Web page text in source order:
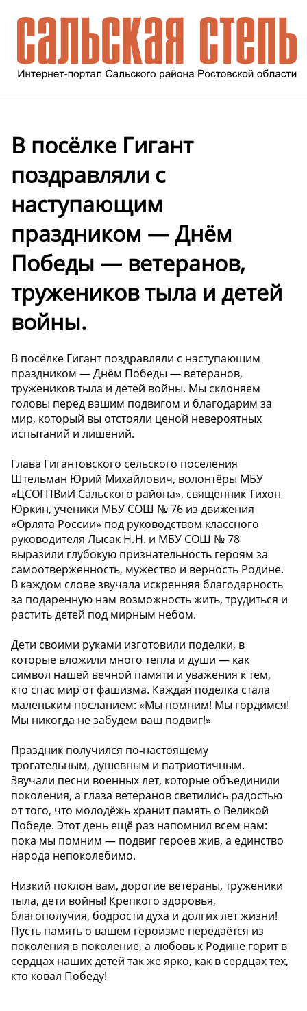
В посёлке Гигант
поздравляли с
наступающим
праздником — Днём
Победы — ветеранов,
тружеников тыла и детей
войны.
В посёлке Гигант поздравляли с наступающим
праздником — Днём Победы — ветеранов,
тружеников тыла и детей войны. Мы склоняем
головы перед вашим подвигом и благодарим за
мир, который вы отстояли ценой невероятных
испытаний и лишений.
Глава Гигантовского сельского поселения
Штельман Юрий Михайлович, волонтёры МБУ
«ЦСОГПВиИ Сальского района», священник Тихон
Юркин, ученики МБУ СОШ № 76 из движения
«Орлята России» под руководством классного
руководителя Лысак Н. Н. и МБУ СОШ № 78
выразили глубокую признательность героям за
самоотверженность, мужество и верность Родине.
В каждом слове звучала искренняя благодарность
за подаренную нам возможность жить, трудиться и
растить детей под мирным небом.
Дети своими руками изготовили поделки, в
которые вложили много тепла и души — как
символ нашей вечной памяти и уважения к тем,
кто спас мир от фашизма. Каждая поделка стала
маленьким посланием: «Мы помним! Мы гордимся!
Мы никогда не забудем ваш подвиг!»
Праздник получился по‑настоящему
трогательным, душевным и патриотичным.
Звучали песни военных лет, которые объединили
поколения, а глаза ветеранов светились радостью
от того, что молодёжь хранит память о Великой
Победе. Этот день ещё раз напомнил всем нам:
пока мы помним — подвиг героев жив, а единство
народа непоколебимо.
Низкий поклон вам, дорогие ветераны, труженики
тыла, дети войны! Крепкого здоровья,
благополучия, бодрости духа и долгих лет жизни!
Пусть память о вашем героизме передаётся из
поколения в поколение, а любовь к Родине горит в
сердцах наших детей так же ярко, как в сердцах тех,
кто ковал Победу!